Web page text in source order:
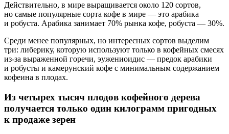
Действительно, в мире выращивается около 120 сортов,
но самые популярные сорта кофе в мире — это арабика
и робуста. Арабика занимает 70% рынка кофе, робуста — 30%.
Среди менее популярных, но интересных сортов выделим
три: либерику, которую используют только в кофейных смесях
из-за выраженной горечи, эужениоидис — предок арабики
и робусты и камерунский кофе с минимальным содержанием
кофеина в плодах.
Из четырех тысяч плодов кофейного дерева
получается только один килограмм пригодных
к продаже зерен